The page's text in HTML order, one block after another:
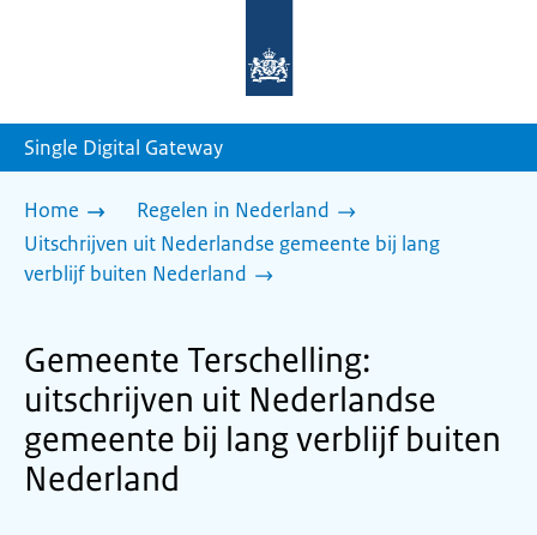
homepage
Single Digital Gateway
Home
Regelen in Nederland
Uitschrijven uit Nederlandse gemeente bij lang
verblijf buiten Nederland
Gemeente Terschelling:
uitschrijven uit Nederlandse
gemeente bij lang verblijf buiten
Nederland